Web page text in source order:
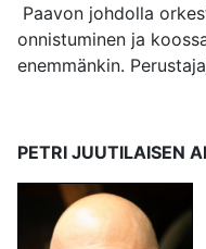
Paavon johdolla
onnistuminen ja
enemmänkin.
PETRI JUUTILAISEN